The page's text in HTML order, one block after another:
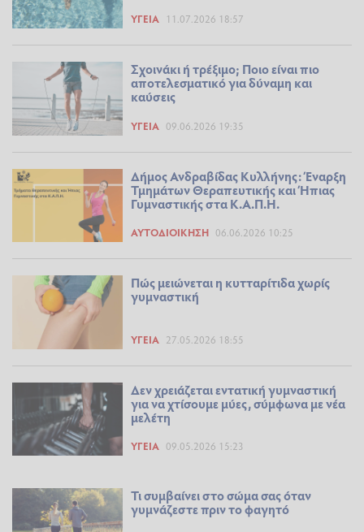
ΥΓΕΊΑ 11.07.2026 18:57
Σχοινάκι ή τρέξιμο; Ποιο είναι πιο
αποτελεσματικό για δύναμη και
καύσεις
ΥΓΕΊΑ 09.06.2026 19:35
Δήμος Ανδραβίδας Κυλλήνης: Έναρξη
Τμημάτων Θεραπευτικής και Ήπιας
Γυμναστικής στα Κ.Α.Π.Η.
ΑΥΤΟΔΙΟΊΚΗΣΗ 06.06.2026 10:25
Πώς μειώνεται η κυτταρίτιδα χωρίς
γυμναστική
ΥΓΕΊΑ 27.05.2026 18:55
Δεν χρειάζεται εντατική γυμναστική
για να χτίσουμε μύες, σύμφωνα με νέα
μελέτη
ΥΓΕΊΑ 09.05.2026 15:23
Τι συμβαίνει στο σώμα σας όταν
γυμνάζεστε πριν το φαγητό